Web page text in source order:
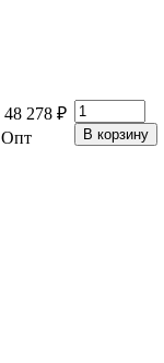
48 278 ₽
Опт